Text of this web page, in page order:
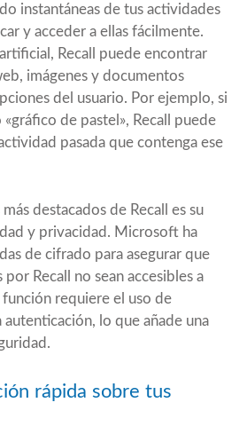
instantáneas de tus actividades
y acceder a ellas fácilmente.
Recall puede encontrar
imágenes y documentos
del usuario. Por ejemplo, si
de pastel», Recall puede
pasada que contenga ese
destacados de Recall es su
y privacidad. Microsoft ha
de cifrado para asegurar que
Recall no sean accesibles a
requiere el uso de
lo que añade una
rápida sobre tus